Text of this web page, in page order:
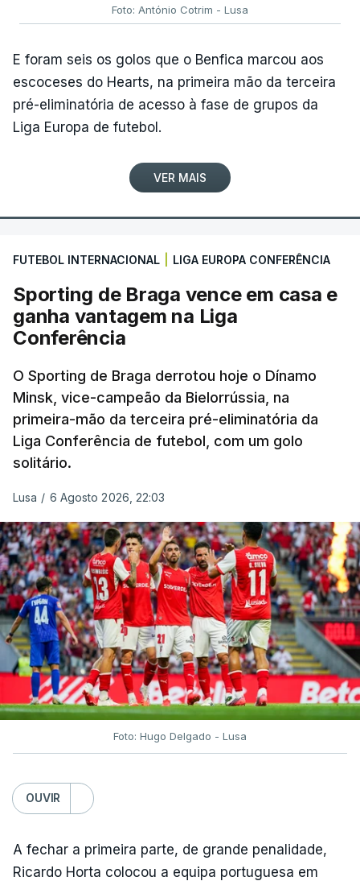
Foto: António Cotrim - Lusa
E foram seis os golos que o Benfica marcou aos
escoceses do Hearts, na primeira mão da terceira
pré-eliminatória de acesso à fase de grupos da
Liga Europa de futebol.
VER MAIS
FUTEBOL INTERNACIONAL LIGA EUROPA CONFERÊNCIA
Sporting de Braga vence em casa e
ganha vantagem na Liga
Conferência
O Sporting de Braga derrotou hoje o Dínamo
Minsk, vice-campeão da Bielorrússia, na
primeira-mão da terceira pré-eliminatória da
Liga Conferência de futebol, com um golo
solitário.
Lusa / 6 Agosto 2026, 22:03
Foto: Hugo Delgado - Lusa
OUVIR
A fechar a primeira parte, de grande penalidade,
Ricardo Horta colocou a equipa portuguesa em